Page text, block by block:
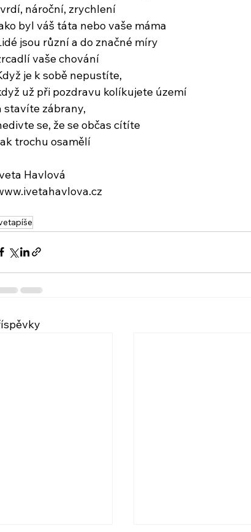
nároční, zrychlení
byl váš táta nebo vaše máma
jsou různí a do značné míry
vaše chování
je k sobě nepustíte,
už při pozdravu kolíkujete území
stavíte zábrany,
se, že se občas cítíte
trochu osamělí
Havlová